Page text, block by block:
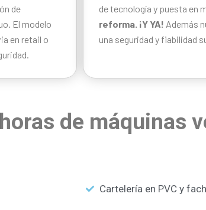
de
El modelo
en retail o
de tecnología y puesta en
reforma. ¡Y YA! Además
una seguridad y fiabilidad
de máquinas
Cartelería en PVC y